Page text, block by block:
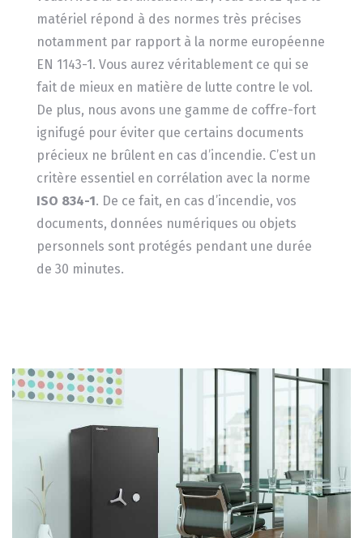
matériel répond à des normes très précises
notamment par rapport à la norme européenne
EN 1143-1. Vous aurez véritablement ce qui se
fait de mieux en matière de lutte contre le vol.
De plus, nous avons une gamme de coffre-fort
ignifugé pour éviter que certains documents
précieux ne brûlent en cas d’incendie. C’est un
critère essentiel en corrélation avec la norme
ISO 834-1. De ce fait, en cas d’incendie, vos
documents, données numériques ou objets
personnels sont protégés pendant une durée
de 30 minutes.